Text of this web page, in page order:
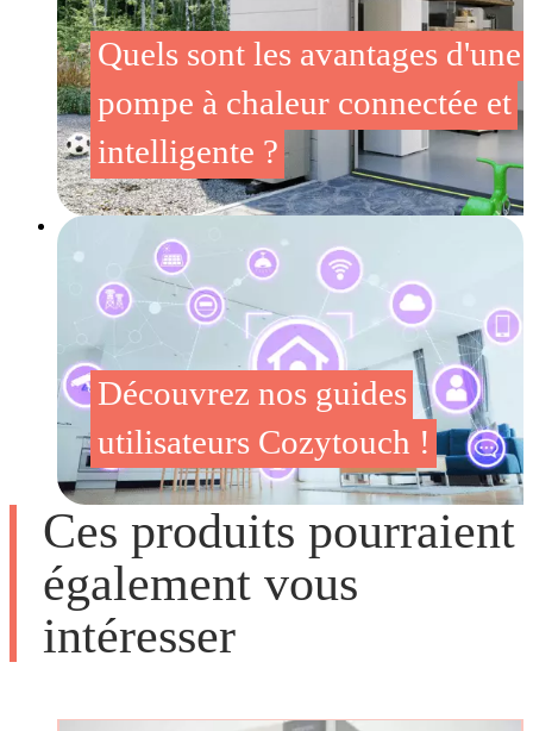
Quels sont les avantages d'une
pompe à chaleur connectée et
intelligente ?
Découvrez nos guides
utilisateurs Cozytouch !
Ces produits pourraient
également vous
intéresser